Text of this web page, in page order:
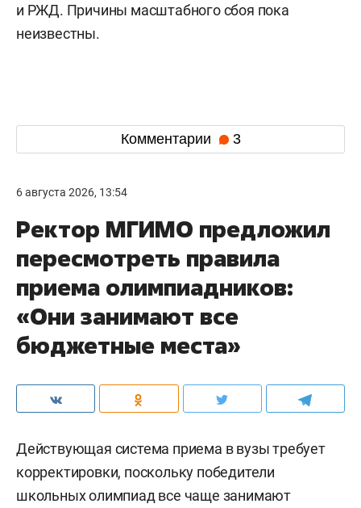
и РЖД. Причины масштабного сбоя пока
неизвестны.
Комментарии 3
6 августа 2026, 13:54
Ректор МГИМО предложил
пересмотреть правила
приема олимпиадников:
«Они занимают все
бюджетные места»
Действующая система приема в вузы требует
корректировки, поскольку победители
школьных олимпиад все чаще занимают